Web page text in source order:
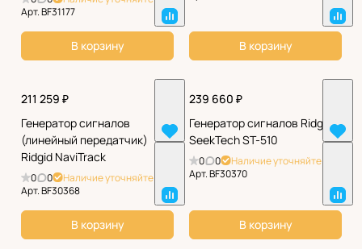
Арт.BF31177
В корзину В корзину
211 259 ₽
Генератор сигналов
(линейный передатчик)
Ridgid NaviTrack
0 0
Наличие уточняйте
Арт.BF30368
В корзину
239 660 ₽
Генератор сигналов Ridgid
SeekTech ST-510
0 0
Наличие уточняйте
Арт.BF30370
В корзину